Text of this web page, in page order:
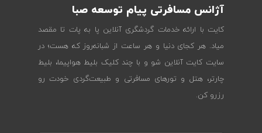
آژانس مسافرتی پیام توسعه صبا
کایت با ارائه خدمات گردشگری آنلاین پا به پات تا مقصد
میاد. هر کجای دنیا و هر ساعت از شبانه‌روز که هست؛ در
سایت کایت آنلاین شو و با چند کلیک بلیط هواپیما، بلیط
چارتر، هتل و تورهای مسافرتی و طبیعت‌گردی خودت رو
رزرو کن.